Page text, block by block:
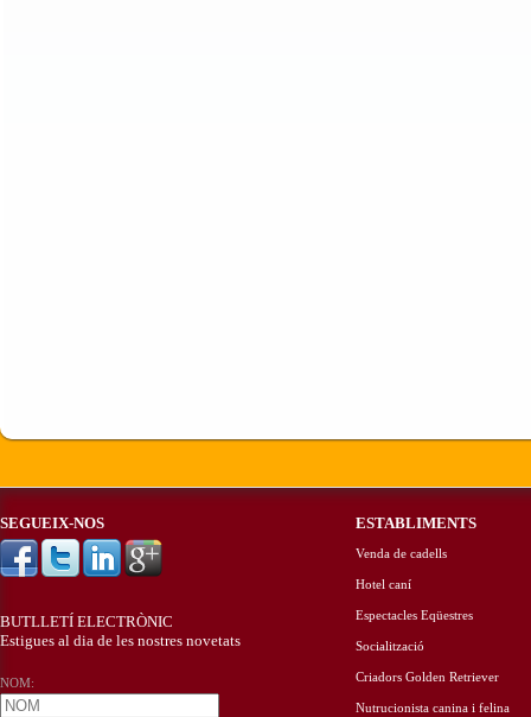
SEGUEIX-NOS
BUTLLETÍ ELECTRÒNIC
Estigues al dia de les nostres novetats
NOM:
ESTABLIMENTS
Venda de cadells
Hotel caní
Espectacles Eqüestres
Socialització
Criadors Golden Retriever
Nutrucionista canina i felina